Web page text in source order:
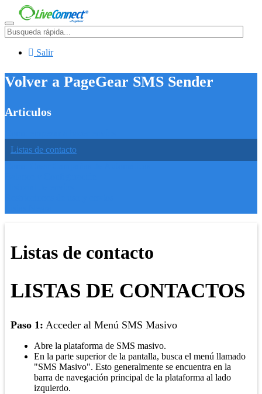
Menú
Salir
Volver a PageGear SMS Sender
Articulos
Listas de contacto
Listas de contacto
LISTAS DE CONTACTOS
Paso 1: Acceder al Menú SMS Masivo
Abre la plataforma de SMS masivo.
En la parte superior de la pantalla, busca el menú llamado
"SMS Masivo". Esto generalmente se encuentra en la
barra de navegación principal de la plataforma al lado
izquierdo.